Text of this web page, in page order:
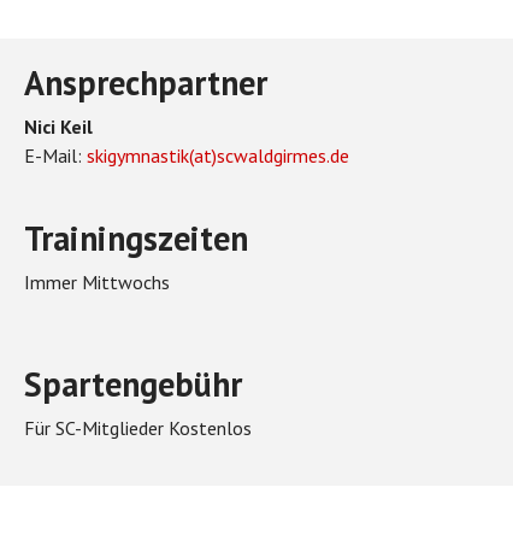
Ansprechpartner
Nici Keil
E-Mail: skigymnastik(at)scwaldgirmes.de
Trainingszeiten
Immer Mittwochs
Spartengebühr
Für SC-Mitglieder Kostenlos